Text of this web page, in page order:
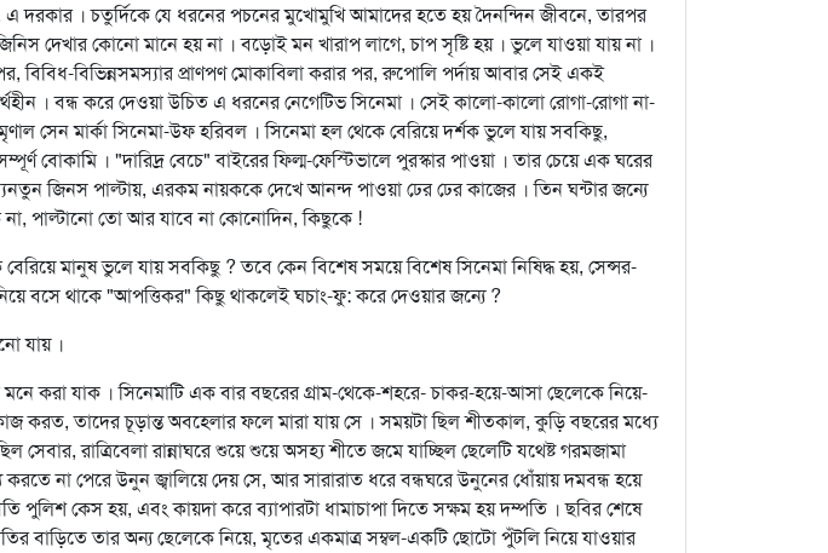
দরকার । চতুর্দিকে যে ধরনের পচনের মুখোমুখি আমাদের হতে হয় দৈনন্দিন জীবনে, তারপর
দেখার কোনো মানে হয় না । বড়োই মন খারাপ লাগে, চাপ সৃষ্টি হয় । ভুলে যাওয়া যায় না ।
পর, বিবিধ-বিভিন্নসমস্যার প্রাণপণ মোকাবিলা করার পর, রুপোলি পর্দায় আবার সেই একই
। বন্ধ করে দেওয়া উচিত এ ধরনের নেগেটিভ সিনেমা । সেই কালো-কালো রোগা-রোগা না-
সেন মার্কা সিনেমা-উফ হরিবল । সিনেমা হল থেকে বেরিয়ে দর্শক ভুলে যায় সবকিছু,
বোকামি । "দারিদ্র বেচে" বাইরের ফিল্ম-ফেস্টিভালে পুরস্কার পাওয়া । তার চেয়ে এক ঘরের
জিনস পাল্টায়, এরকম নায়ককে দেখে আনন্দ পাওয়া ঢের ঢের কাজের । তিন ঘন্টার জন্যে
পাল্টানো তো আর যাবে না কোনোদিন, কিছুকে !
মানুষ ভুলে যায় সবকিছু ? তবে কেন বিশেষ সময়ে বিশেষ সিনেমা নিষিদ্ধ হয়, সেন্সর-
বসে থাকে "আপত্তিকর" কিছু থাকলেই ঘচাং-ফু: করে দেওয়ার জন্যে ?
যায় ।
মনে করা যাক । সিনেমাটি এক বার বছরের গ্রাম-থেকে-শহরে- চাকর-হয়ে-আসা ছেলেকে নিয়ে-
করত, তাদের চূড়ান্ত অবহেলার ফলে মারা যায় সে । সময়টা ছিল শীতকাল, কুড়ি বছরের মধ্যে
সেবার, রাত্রিবেলা রান্নাঘরে শুয়ে শুয়ে অসহ্য শীতে জমে যাচ্ছিল ছেলেটি যথেষ্ট গরমজামা
না পেরে উনুন জ্বালিয়ে দেয় সে, আর সারারাত ধরে বন্ধঘরে উনুনের ধোঁয়ায় দমবন্ধ হয়ে
পুলিশ কেস হয়, এবং কায়দা করে ব্যাপারটা ধামাচাপা দিতে সক্ষম হয় দম্পতি । ছবির শেষে
বাড়িতে তার অন্য ছেলেকে নিয়ে, মৃতের একমাত্র সম্বল-একটি ছোটো পুঁটলি নিয়ে যাওয়ার